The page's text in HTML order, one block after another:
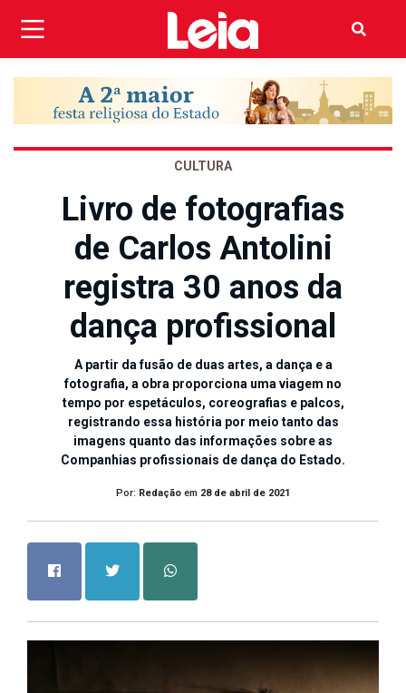
CULTURA
Livro de fotografias
de Carlos Antolini
registra 30 anos da
dança profissional
A partir da fusão de duas artes, a dança e a
fotografia, a obra proporciona uma viagem no
tempo por espetáculos, coreografias e palcos,
registrando essa história por meio tanto das
imagens quanto das informações sobre as
Companhias profissionais de dança do Estado.
Por: Redação em 28 de abril de 2021